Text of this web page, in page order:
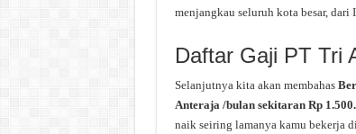
menjangkau seluruh kota besar,
Daftar Gaji PT Tri
Selanjutnya kita akan membahas
Anteraja /bulan sekitaran Rp
naik seiring lamanya kamu bekerja